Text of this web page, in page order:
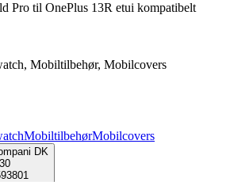
Pro til OnePlus 13R etui kompatibelt
Mobiltilbehør, Mobilcovers
MobiltilbehørMobilcovers
DK